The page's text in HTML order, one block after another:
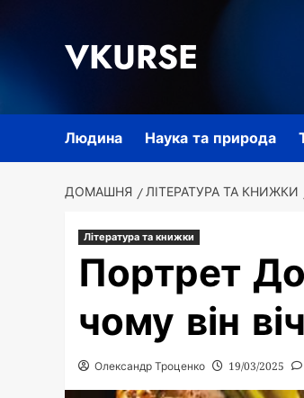
VKURSE
Людина Наука та природа
ДОМАШНЯ ЛІТЕРАТУРА ТА КНИЖКИ
Література та книжки
Портрет
чому він
Олександр Троценко 19/03/2025